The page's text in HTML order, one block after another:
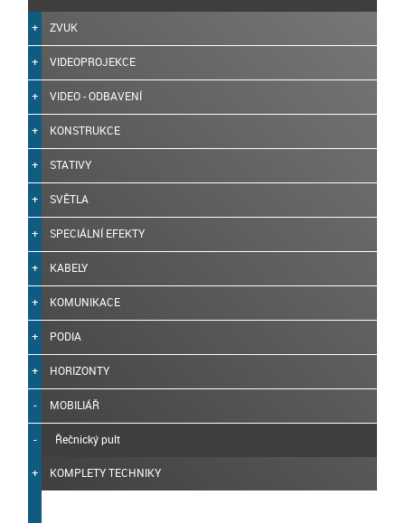
ZVUK
VIDEOPROJEKCE
VIDEO - ODBAVENÍ
KONSTRUKCE
STATIVY
SVĚTLA
SPECIÁLNÍ EFEKTY
KABELY
KOMUNIKACE
PODIA
HORIZONTY
MOBILIÁŘ
Řečnický pult
KOMPLETY TECHNIKY